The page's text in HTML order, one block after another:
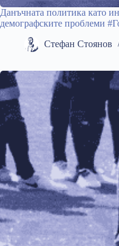
Данъчната политика като
демографските проблеми
Стефан Стоянов